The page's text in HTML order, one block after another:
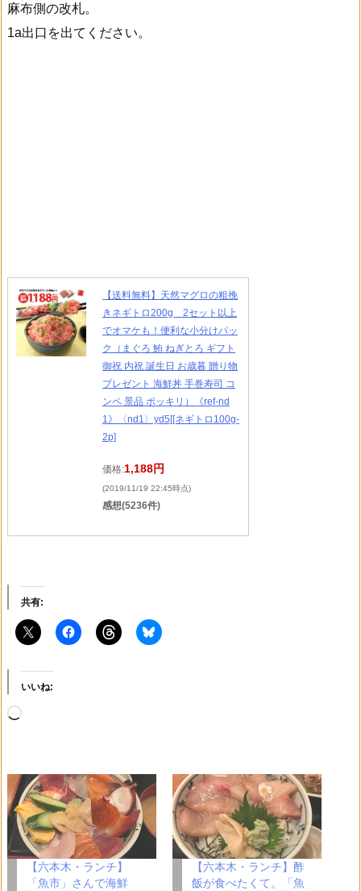
麻布側の改札。
1a出口を出てください。
【送料無料】天然マグロの粗挽
きネギトロ200g 2セット以上
でオマケも！便利な小分けパッ
ク（まぐろ 鮪 ねぎとろ ギフト
御祝 内祝 誕生日 お歳暮 贈り物
プレゼント 海鮮丼 手巻寿司 コ
ンペ 景品 ポッキリ）《ref-nd
1》〈nd1〉yd5[[ネギトロ100g-
2p]
価格:1,188円
(2019/11/19 22:45時点)
感想(5236件)
共有:
いいね:
み
中…
【六本木・ランチ】
「魚市」さんで海鮮
【六本木・ランチ】酢
飯が食べたくて。「魚